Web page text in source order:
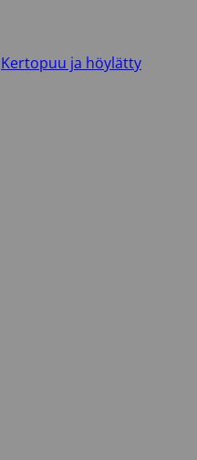
Kertopuu ja höylätty